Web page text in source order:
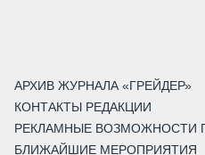
АРХИВ ЖУРНАЛА «ГРЕЙДЕР»
КОНТАКТЫ РЕДАКЦИИ
РЕКЛАМНЫЕ ВОЗМОЖНОСТИ
БЛИЖАЙШИЕ МЕРОПРИЯТИЯ